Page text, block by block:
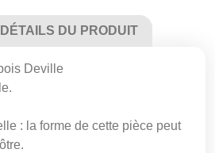
DÉTAILS DU PRODUIT
Deville
: la forme de cette pièce peut